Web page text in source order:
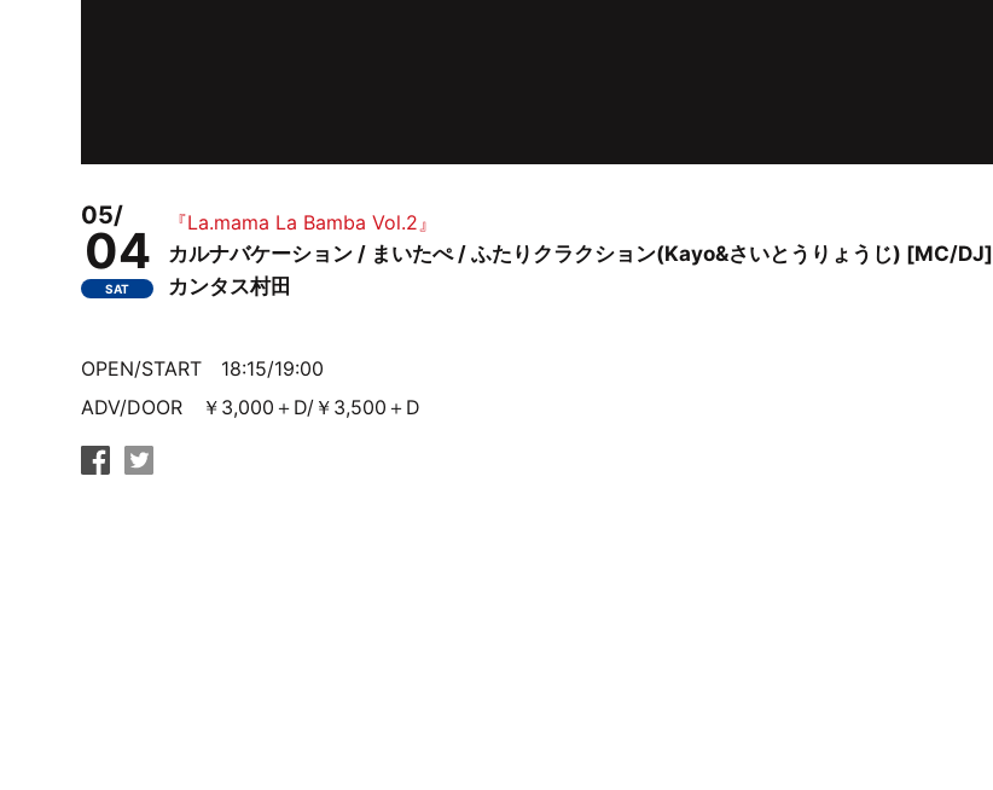
05/
04
SAT
『La.mama La Bamba Vol.2』
カルナバケーション / まいたぺ / ふたりクラクション(Kayo&さいとうりょうじ) [MC/DJ]
カンタス村田
OPEN/START 18:15/19:00
ADV/DOOR ￥3,000＋D/￥3,500＋D